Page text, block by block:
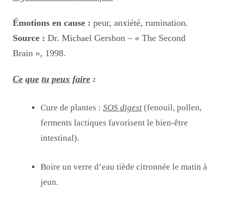
Émotions en cause : peur, anxiété, rumination.
Source : Dr. Michael Gershon – « The Second
Brain », 1998.
Ce que tu peux faire :
Cure de plantes : SOS digest (fenouil, pollen,
ferments lactiques favorisent le bien-être
intestinal).
Boire un verre d’eau tiède citronnée le matin à
jeun.